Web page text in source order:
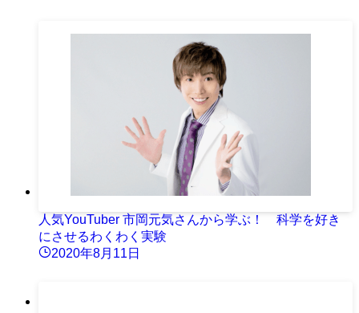
人気YouTuber 市岡元気さんから学ぶ！ 科学を好き
にさせるわくわく実験
2020年8月11日